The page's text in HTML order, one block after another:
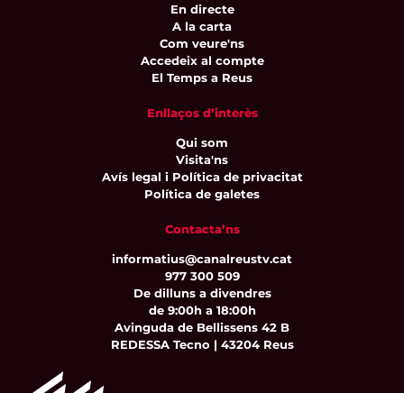
En directe
A la carta
Com veure'ns
Accedeix al compte
El Temps a Reus
Enllaços d’interès
Qui som
Visita'ns
Avís legal i Política de privacitat
Política de galetes
Contacta’ns
informatius@canalreustv.cat
977 300 509
De dilluns a divendres
de 9:00h a 18:00h
Avinguda de Bellissens 42 B
REDESSA Tecno | 43204 Reus